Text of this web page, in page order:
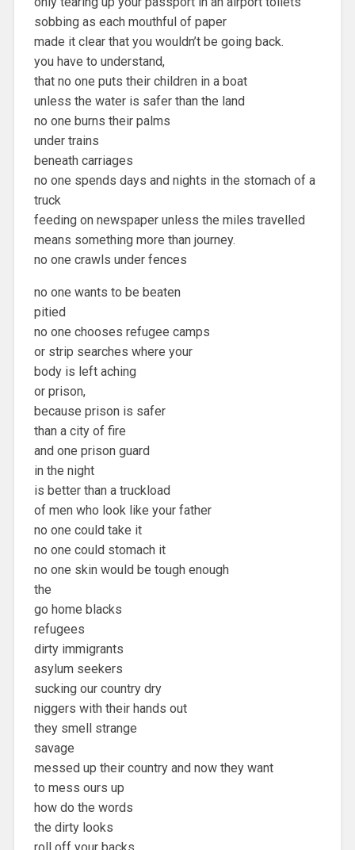
sobbing as each mouthful of paper
made it clear that you wouldn’t be going back.
you have to understand,
that no one puts their children in a boat
unless the water is safer than the land
no one burns their palms
under trains
beneath carriages
no one spends days and nights in the stomach of a
truck
feeding on newspaper unless the miles travelled
means something more than journey.
no one crawls under fences
no one wants to be beaten
pitied
no one chooses refugee camps
or strip searches where your
body is left aching
or prison,
because prison is safer
than a city of fire
and one prison guard
in the night
is better than a truckload
of men who look like your father
no one could take it
no one could stomach it
no one skin would be tough enough
the
go home blacks
refugees
dirty immigrants
asylum seekers
sucking our country dry
niggers with their hands out
they smell strange
savage
messed up their country and now they want
to mess ours up
how do the words
the dirty looks